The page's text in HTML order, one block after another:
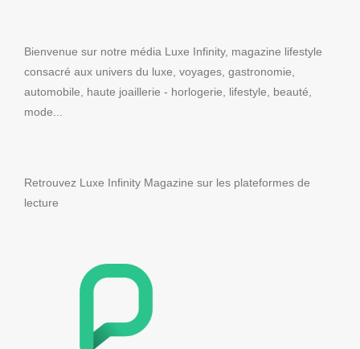
Bienvenue sur notre média Luxe Infinity, magazine lifestyle
consacré aux univers du luxe, voyages, gastronomie,
automobile, haute joaillerie - horlogerie, lifestyle, beauté,
mode...
Retrouvez Luxe Infinity Magazine sur les plateformes de
lecture